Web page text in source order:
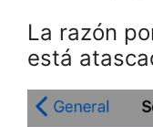
La razón
está